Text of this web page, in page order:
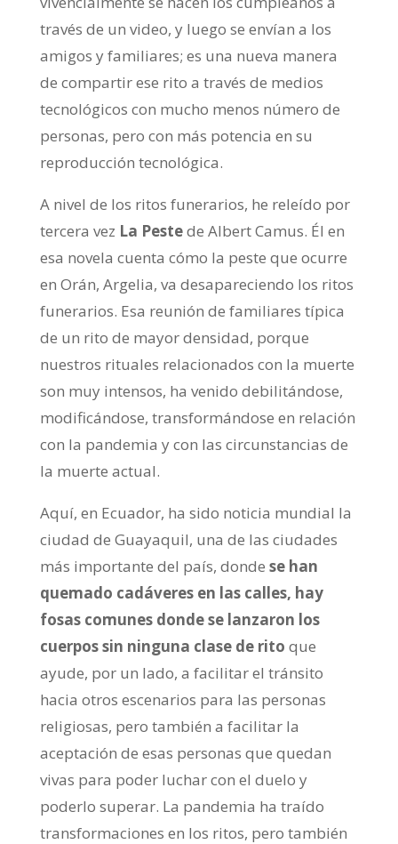
través de un video, y luego se envían a los
amigos y familiares; es una nueva manera
de compartir ese rito a través de medios
tecnológicos con mucho menos número de
personas, pero con más potencia en su
reproducción tecnológica.
A nivel de los ritos funerarios, he releído por
tercera vez La Pestede Albert Camus. Él en
esa novela cuenta cómo la peste que ocurre
en Orán, Argelia, va desapareciendo los ritos
funerarios. Esa reunión de familiares típica
de un rito de mayor densidad, porque
nuestros rituales relacionados con la muerte
son muy intensos, ha venido debilitándose,
modificándose, transformándose en relación
con la pandemia y con las circunstancias de
la muerte actual.
Aquí, en Ecuador, ha sido noticia mundial la
ciudad de Guayaquil, una de las ciudades
más importante del país, donde se han
quemado cadáveres en las calles, hay
fosas comunes donde se lanzaron los
cuerpos sin ninguna clase de rito que
ayude, por un lado, a facilitar el tránsito
hacia otros escenarios para las personas
religiosas, pero también a facilitar la
aceptación de esas personas que quedan
vivas para poder luchar con el duelo y
poderlo superar. La pandemia ha traído
transformaciones en los ritos, pero también